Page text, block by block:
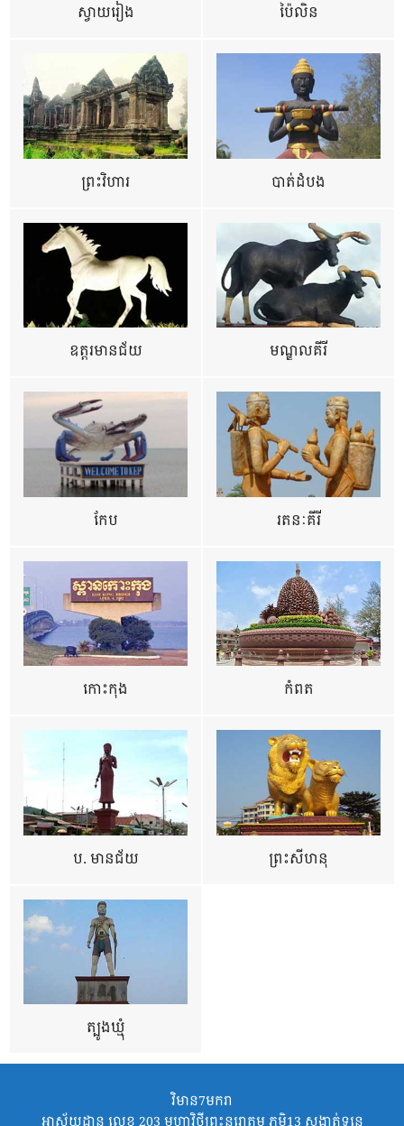
ស្វាយរៀង ប៉ៃលិន
ព្រះវិហារ បាត់ដំបង
ឧត្ដរមានជ័យ មណ្ឌលគីរី
កែប រតនៈគីរី
កោះកុង កំពត
ប. មានជ័យ ព្រះសីហនុ
ត្បូងឃ្មុំ
វិមាន7មករា